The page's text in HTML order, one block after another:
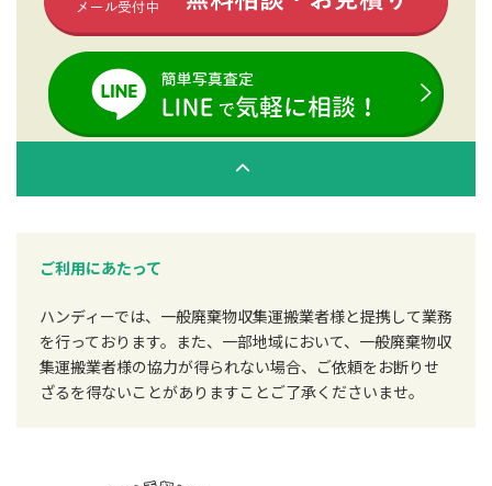
ご利用にあたって
ハンディーでは、一般廃棄物収集運搬業者様と提携して業務
を行っております。また、一部地域において、一般廃棄物収
集運搬業者様の協力が得られない場合、ご依頼をお断りせ
ざるを得ないことがありますことご了承くださいませ。